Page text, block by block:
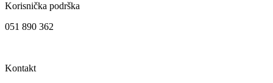
Korisnička podrška
051 890 362
Kontakt